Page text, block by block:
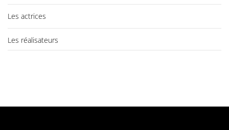
Les actrices
Les réalisateurs